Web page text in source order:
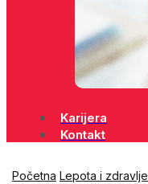
Karijera
Kontakt
Početna Lepota i zdravlje